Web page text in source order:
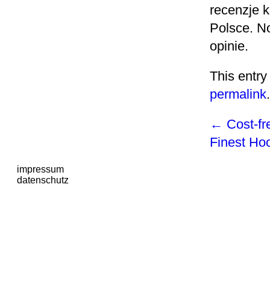
recenzje
Polsce.
opinie.
This
permalink.
← Cost-
Finest
impressum
datenschutz